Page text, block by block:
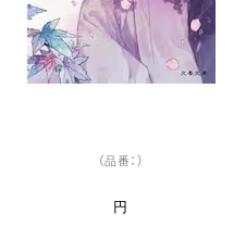
（品番：）
円